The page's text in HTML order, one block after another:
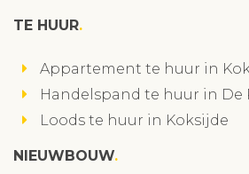
TE HUUR
Appartement te huur in
Handelspand te huur in De
Loods te huur in Koksijde
NIEUWBOUW